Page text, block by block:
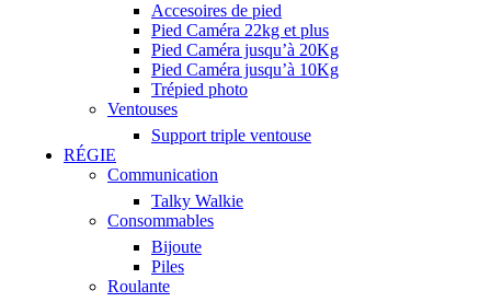
Accesoires de pied
Pied Caméra 22kg et plus
Pied Caméra jusqu’à 20Kg
Pied Caméra jusqu’à 10Kg
Trépied photo
Ventouses
Support triple ventouse
RÉGIE
Communication
Talky Walkie
Consommables
Bijoute
Piles
Roulante